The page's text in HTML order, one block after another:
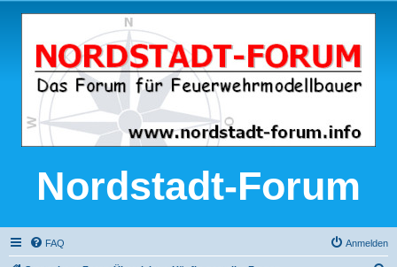
Nordstadt-Forum
FAQ Anmelden